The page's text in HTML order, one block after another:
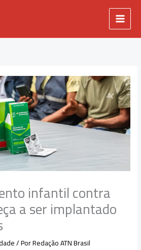
infantil contra
a ser implantado
/ PorRedação ATN Brasil